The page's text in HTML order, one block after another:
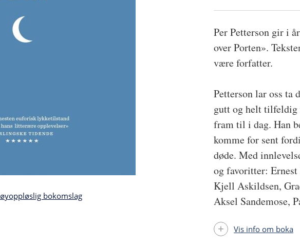
bokomslag
Per Petterson gir i
over Porten».
være forfatter.
Petterson lar oss ta
gutt og helt tilfeldig
fram til i dag. Han
komme for sent
døde. Med
og favoritter:
Kjell Askildsen,
Aksel Sandemose,
Vis info om boka